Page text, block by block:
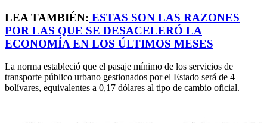
LEA TAMBIÉN: ESTAS SON LAS RAZONES
POR LAS QUE SE DESACELERÓ LA
ECONOMÍA EN LOS ÚLTIMOS MESES
La norma estableció que el pasaje mínimo de los servicios de
transporte público urbano gestionados por el Estado será de 4
bolívares, equivalentes a 0,17 dólares al tipo de cambio oficial.